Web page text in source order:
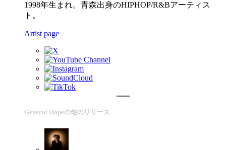
1998年生まれ。青森出身のHIPHOP/R&Bアーティス
ト。
Artist page
General Hopeの他のリリース